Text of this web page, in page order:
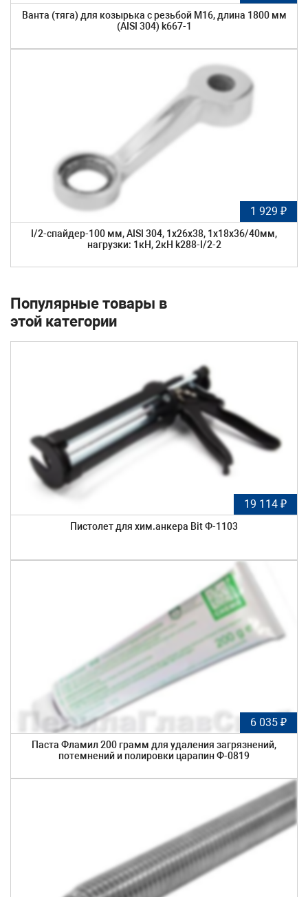
Ванта (тяга) для козырька с резьбой М16, длина 1800 мм
(AISI 304) k667-1
1 929 ₽
I/2-спайдер-100 мм, AISI 304, 1х26х38, 1х18х36/40мм,
нагрузки: 1кН, 2кН k288-I/2-2
Популярные товары в
этой категории
19 114 ₽
Пистолет для хим.анкера Bit Ф-1103
6 035 ₽
Паста Фламил 200 грамм для удаления загрязнений,
потемнений и полировки царапин Ф-0819